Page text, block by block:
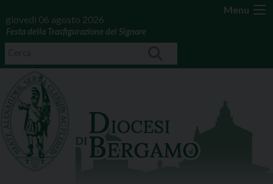
Menu
giovedì 06 agosto 2026
Festa della Trasfigurazione del Signore